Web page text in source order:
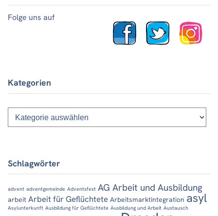
Folge uns auf
Kategorien
Kategorien
Schlagwörter
advent adventgemeinde Adventsfest AG Arbeit und Ausbildung
arbeit Arbeit für Geflüchtete Arbeitsmarktintegration asyl
Asylunterkunft Ausbildung für Geflüchtete Ausbildung und Arbeit Austausch